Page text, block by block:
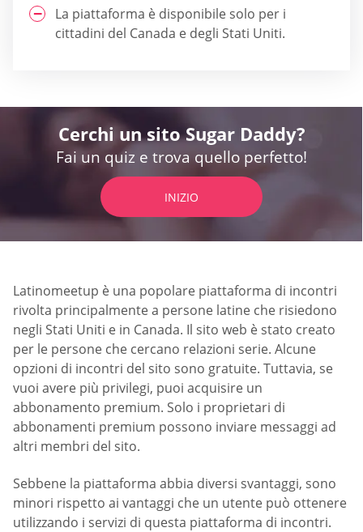
La piattaforma è disponibile solo per i
cittadini del Canada e degli Stati Uniti.
Cerchi un sito Sugar Daddy?
Fai un quiz e trova quello perfetto!
INIZIO
Latinomeetup è una popolare piattaforma di incontri
rivolta principalmente a persone latine che risiedono
negli Stati Uniti e in Canada. Il sito web è stato creato
per le persone che cercano relazioni serie. Alcune
opzioni di incontri del sito sono gratuite. Tuttavia, se
vuoi avere più privilegi, puoi acquisire un
abbonamento premium. Solo i proprietari di
abbonamenti premium possono inviare messaggi ad
altri membri del sito.
Sebbene la piattaforma abbia diversi svantaggi, sono
minori rispetto ai vantaggi che un utente può ottenere
utilizzando i servizi di questa piattaforma di incontri.